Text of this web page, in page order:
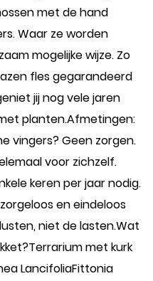
met de hand
Waar ze worden
mogelijke wijze. Zo
fles gegarandeerd
jij nog vele jaren
planten.Afmetingen:
vingers? Geen zorgen.
voor zichzelf.
keren per jaar nodig.
en eindeloos
niet de lasten.Wat
met kurk
LancifoliaFittonia